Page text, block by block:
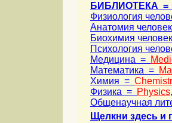
БИБЛИОТЕКА =
Физиология
Анатомия
Биохимия
Психология
Медицина =
Математика =
Химия =
Физика = Physics,
Общенаучная
Щелкни здесь и